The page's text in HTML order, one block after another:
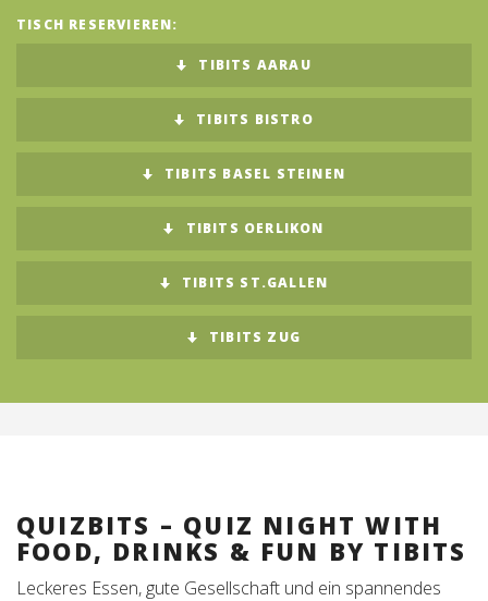
TISCH RESERVIEREN:
TIBITS AARAU
TIBITS BISTRO
TIBITS BASEL STEINEN
TIBITS OERLIKON
TIBITS ST.GALLEN
TIBITS ZUG
QUIZBITS – QUIZ NIGHT WITH
FOOD, DRINKS & FUN BY TIBITS
Leckeres Essen, gute Gesellschaft und ein spannendes